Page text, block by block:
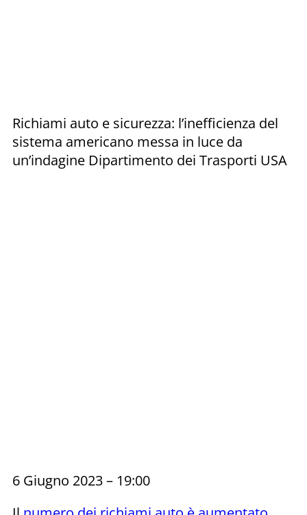
Richiami auto e sicurezza: l’inefficienza del
sistema americano messa in luce da
un’indagine Dipartimento dei Trasporti USA
6 Giugno 2023 – 19:00